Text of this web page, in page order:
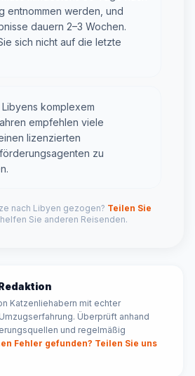
entnommen werden, und
dauern 2–3 Wochen.
sich nicht auf die letzte
komplexem
empfehlen viele
lizenzierten
zu
nach Libyen gezogen? Teilen Sie
Sie anderen Reisenden.
Katzenliehabern mit echter
Überprüft anhand
und regelmäßig
Fehler gefunden? Teilen Sie uns